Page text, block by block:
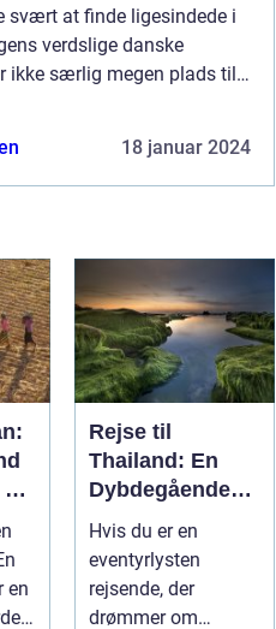
svært at finde ligesindede i
verdslige danske
ikke særlig megen plads til
18 januar 2024
en
Rejse til
Thailand: En
Dybdegående
Oplevelse af
Eventyr og
Kultur
Hvis du er en
eventyrlysten
rejsende, der
drømmer om